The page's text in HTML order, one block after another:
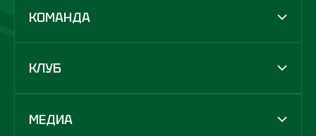
КОМАНДА
КЛУБ
МЕДИА